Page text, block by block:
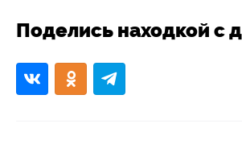
Поделись находкой с